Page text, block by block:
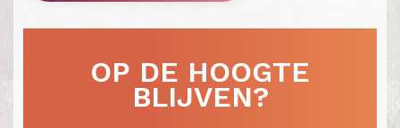
OP DE HOOGTE
BLIJVEN?